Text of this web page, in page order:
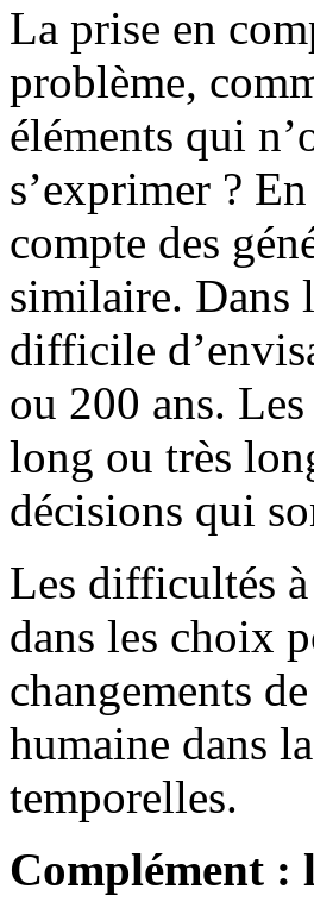
La prise en
problème,
éléments qui
s’exprimer ?
compte des
similaire. Dans
difficile
ou 200 ans.
long ou très
décisions qui
Les difficultés
dans les choix
changements
humaine dans
temporelles.
Complément :